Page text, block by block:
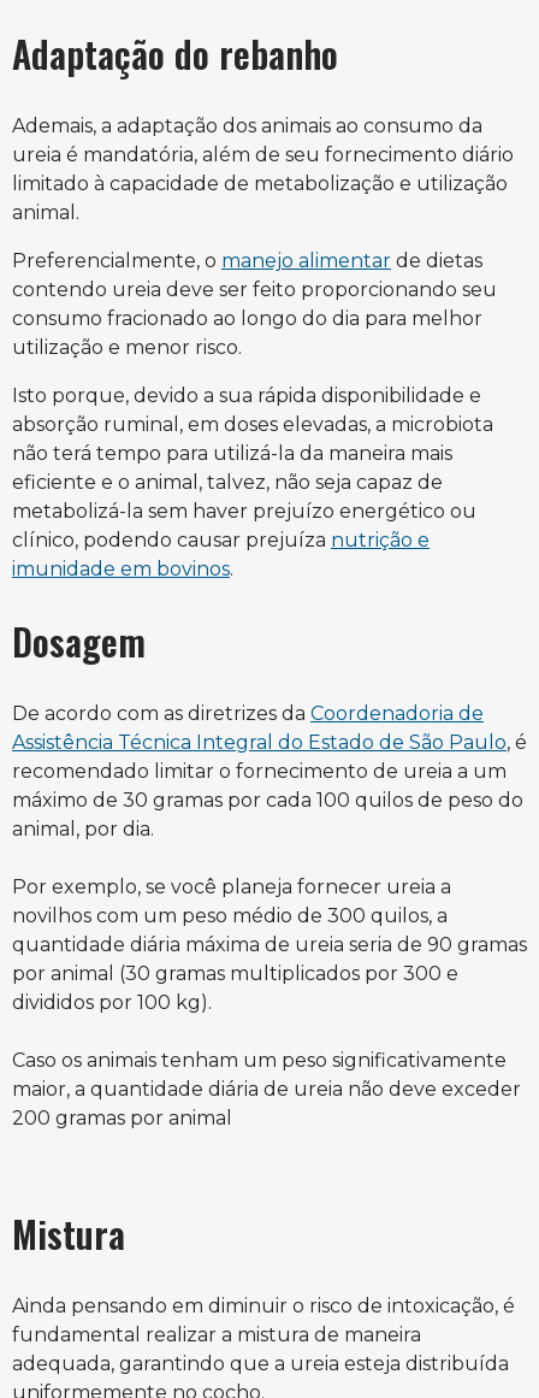
Adaptação do rebanho
Ademais, a adaptação dos animais ao consumo da
ureia é mandatória, além de seu fornecimento diário
limitado à capacidade de metabolização e utilização
animal.
Preferencialmente, o manejo alimentar de dietas
contendo ureia deve ser feito proporcionando seu
consumo fracionado ao longo do dia para melhor
utilização e menor risco.
Isto porque, devido a sua rápida disponibilidade e
absorção ruminal, em doses elevadas, a microbiota
não terá tempo para utilizá-la da maneira mais
eficiente e o animal, talvez, não seja capaz de
metabolizá-la sem haver prejuízo energético ou
clínico, podendo causar prejuíza nutrição e
imunidade em bovinos.
Dosagem
De acordo com as diretrizes da Coordenadoria de
Assistência Técnica Integral do Estado de São Paulo, é
recomendado limitar o fornecimento de ureia a um
máximo de 30 gramas por cada 100 quilos de peso do
animal, por dia.
Por exemplo, se você planeja fornecer ureia a
novilhos com um peso médio de 300 quilos, a
quantidade diária máxima de ureia seria de 90 gramas
por animal (30 gramas multiplicados por 300 e
divididos por 100 kg).
Caso os animais tenham um peso significativamente
maior, a quantidade diária de ureia não deve exceder
200 gramas por animal
Mistura
Ainda pensando em diminuir o risco de intoxicação, é
fundamental realizar a mistura de maneira
adequada, garantindo que a ureia esteja distribuída
uniformemente no cocho.